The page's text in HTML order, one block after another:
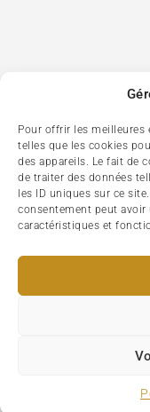
Pour offrir les meilleures
telles que les cookies
des appareils. Le fait de
de traiter des données
les ID uniques sur ce
consentement peut
caractéristiques et